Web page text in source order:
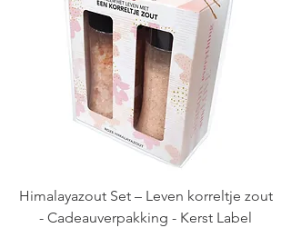
Himalayazout Set – Leven korreltje zout
- Cadeauverpakking - Kerst Label